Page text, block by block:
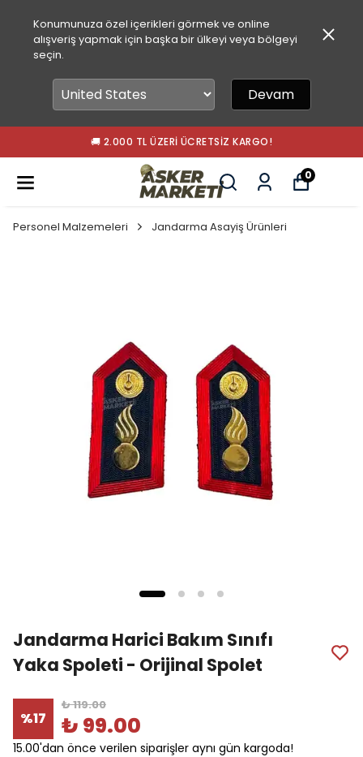
Konumunuza özel içerikleri görmek ve online
alışveriş yapmak için başka bir ülkeyi veya bölgeyi
seçin.
Devam
🚚 2.000 TL ÜZERI ÜCRETSIZ KARGO!
0
Personel Malzemeleri Jandarma Asayiş Ürünleri
Jandarma Harici Bakım Sınıfı
Yaka Spoleti - Orijinal Spolet
%17
₺ 119.00
₺ 99.00
15.00'dan önce verilen siparişler aynı gün kargoda!